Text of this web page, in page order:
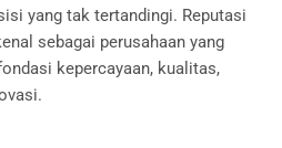
yang tak tertandingi. Reputasi
sebagai perusahaan yang
kepercayaan, kualitas,